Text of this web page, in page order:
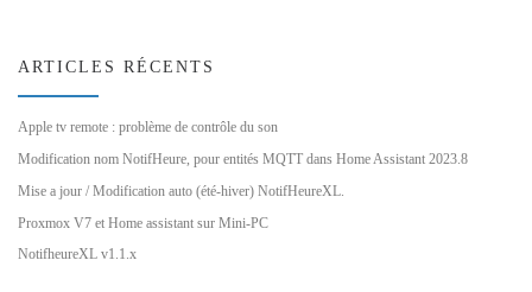
ARTICLES RÉCENTS
Apple tv remote : problème de contrôle du son
Modification nom NotifHeure, pour entités MQTT dans Home Assistant 2023.8
Mise a jour / Modification auto (été-hiver) NotifHeureXL.
Proxmox V7 et Home assistant sur Mini-PC
NotifheureXL v1.1.x